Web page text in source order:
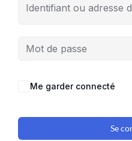
Me garder connecté
Se